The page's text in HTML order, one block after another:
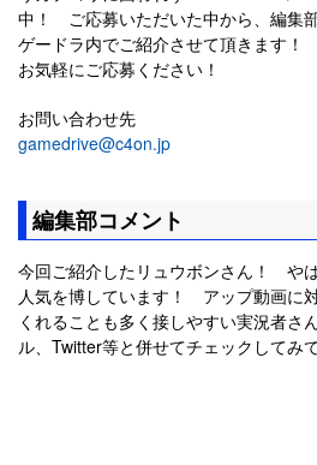
中！ ご応募いただいた中から、編集
ゲードラ内でご紹介させて頂きます
お気軽にご応募ください！
お問い合わせ先
gamedrive@c4on.jp
編集部コメント
今回ご紹介したリュウボンさん！ や
人気を博しています！ アップ動画に
くれることも多く接しやすい実況者さ
ル、Twitter等と併せてチェックしてみ